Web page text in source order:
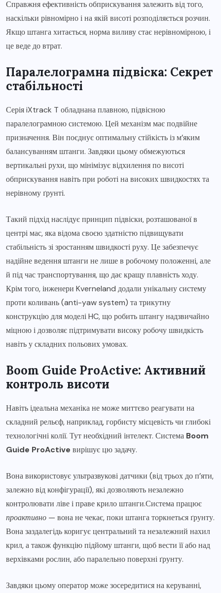
Справжня ефективність обприскування залежить від того,
наскільки рівномірно і на якій висоті розподіляється розчин.
Якщо штанга хитається, норма виливу стає нерівномірною, і
це веде до втрат.
Паралелограмна підвіска: Секрет
стабільності
Серія iXtrack T обладнана плавною, підвісною
паралелограмною системою. Цей механізм має подвійне
призначення. Він поєднує оптимальну стійкість із м’яким
балансуванням штанги. Завдяки цьому обмежуються
вертикальні рухи, що мінімізує відхилення по висоті
обприскування навіть при роботі на високих швидкостях та
нерівному ґрунті.
Такий підхід наслідує принцип підвіски, розташованої в
центрі мас, яка відома своєю здатністю підвищувати
стабільність зі зростанням швидкості руху. Це забезпечує
надійне ведення штанги не лише в робочому положенні, але
й під час транспортування, що дає кращу плавність ходу.
Крім того, інженери Kverneland додали унікальну систему
проти коливань (anti-yaw system) та трикутну
конструкцію для моделі HC, що робить штангу надзвичайно
міцною і дозволяє підтримувати високу робочу швидкість
навіть у складних польових умовах.
Boom Guide ProActive: Активний
контроль висоти
Навіть ідеальна механіка не може миттєво реагувати на
складний рельєф, наприклад, горбисту місцевість чи глибокі
технологічні колії. Тут необхідний інтелект. Система Boom
Guide ProActive вирішує цю задачу.
Вона використовує ультразвукові датчики (від трьох до п’яти,
залежно від конфігурації), які дозволяють незалежно
контролювати ліве і праве крило штанги.Система працює
проактивно — вона не чекає, поки штанга торкнеться ґрунту.
Вона заздалегідь коригує центральний та незалежний нахил
крил, а також функцію підйому штанги, щоб вести її або над
верхівками рослин, або паралельно поверхні ґрунту.
Завдяки цьому оператор може зосередитися на керуванні,